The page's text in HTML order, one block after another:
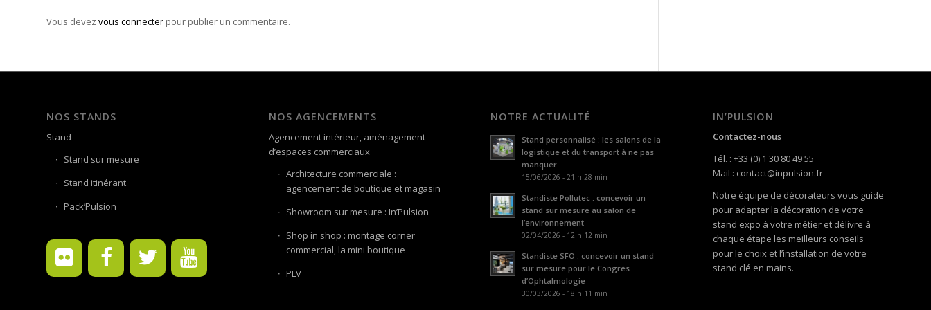
Vous devez vous connecter pour publier un commentaire.
NOS STANDS
Stand
Stand sur mesure
Stand itinérant
Pack’Pulsion
NOS AGENCEMENTS
Agencement intérieur, aménagement
d’espaces commerciaux
Architecture commerciale :
agencement de boutique et magasin
Showroom sur mesure : In’Pulsion
Shop in shop : montage corner
commercial, la mini boutique
PLV
NOTRE ACTUALITÉ
Stand personnalisé : les salons de la
logistique et du transport à ne pas
manquer
15/06/2026 - 21 h 28 min
Standiste Pollutec : concevoir un
stand sur mesure au salon de
l’environnement
02/04/2026 - 12 h 12 min
Standiste SFO : concevoir un stand
sur mesure pour le Congrès
d’Ophtalmologie
30/03/2026 - 18 h 11 min
IN’PULSION
Contactez-nous
Tél. : +33 (0) 1 30 80 49 55
Mail : contact@inpulsion.fr
Notre équipe de décorateurs vous guide
pour adapter la décoration de votre
stand expo à votre métier et délivre à
chaque étape les meilleurs conseils
pour le choix et l’installation de votre
stand clé en mains.